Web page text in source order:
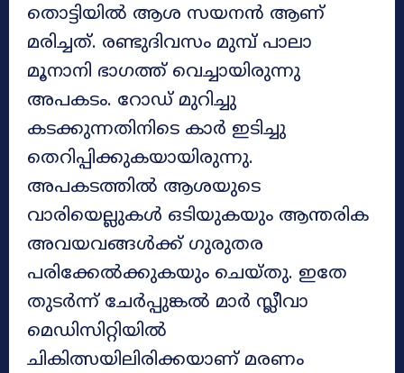
തൊട്ടിയിൽ ആശ സയനൻ ആണ്
മരിച്ചത്. രണ്ടുദിവസം മുമ്പ് പാലാ
മൂനാനി ഭാഗത്ത് വെച്ചായിരുന്നു
അപകടം. റോഡ് മുറിച്ചു
കടക്കുന്നതിനിടെ കാർ ഇടിച്ചു
തെറിപ്പിക്കുകയായിരുന്നു.
അപകടത്തിൽ ആശയുടെ
വാരിയെല്ലുകൾ ഒടിയുകയും ആന്തരിക
അവയവങ്ങൾക്ക് ഗുരുതര
പരിക്കേൽക്കുകയും ചെയ്തു. ഇതേ
തുടർന്ന് ചേർപ്പുങ്കൽ മാർ സ്ലീവാ
മെഡിസിറ്റിയിൽ
ചികിത്സയിലിരിക്കയാണ് മരണം